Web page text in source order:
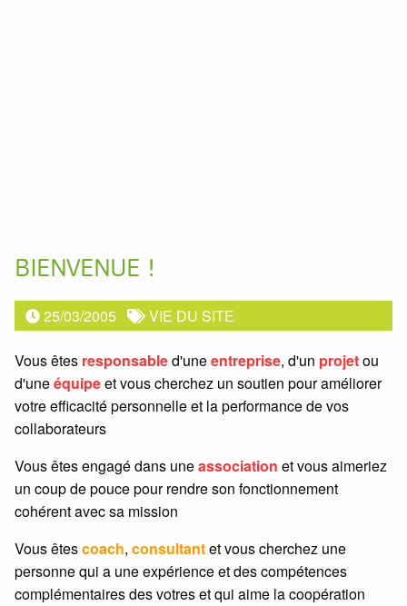
BIENVENUE !
25/03/2005 VIE DU SITE
Vous êtes responsabled'uneentreprise, d'un projetou
d'uneéquipeet vous cherchez un soutien pour améliorer
votre efficacité personnelle et la performance de vos
collaborateurs
Vous êtes engagé dans uneassociation et vous aimeriez
un coup de pouce pour rendre son fonctionnement
cohérent avec sa mission
Vous êtescoach, consultantet vous cherchez une
personne qui a une expérience et des compétences
complémentaires des votres et qui aime la coopération